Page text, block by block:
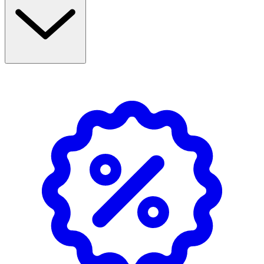
Innehåller sebumreglerande L-karnitin och
glycyrrhizinsyra som hjälper till att stödja hudens egna
återhämtning. UV-serumet är parfymfritt, icke-
under makeup med en osynlig finish. Ögonvänlig formula
· UV-serum för ansiktet med SPF 50+ (UVA/UVB-
· Ultralätt, snabbt absorberande och kladdfri känsla
· Matt finish som hjälper till att minska synlig oljighet
och glans
· Passar alla hudtyper, även känslig, oljig och
aknebenägen hud
· Parfymfritt och icke-komedogent